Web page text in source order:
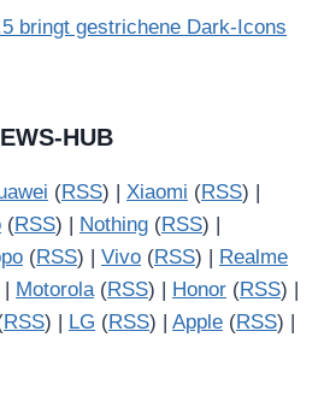
bringt gestrichene Dark-Icons
HUB
(RSS) | Xiaomi (RSS) |
(RSS) | Nothing (RSS) |
(RSS) | Vivo (RSS) |
Realme
Motorola(RSS) | Honor (RSS) |
RSS) | LG (RSS) | Apple (RSS) |